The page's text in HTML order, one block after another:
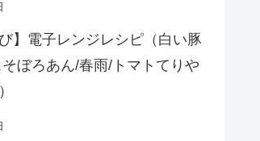
び】電子レンジレシピ（白い豚
ぼろあん/春雨/トマトてりや